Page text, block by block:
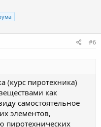
#6
(курс пиротехника)
как
самостоятельное
элементов,
пиротехнических